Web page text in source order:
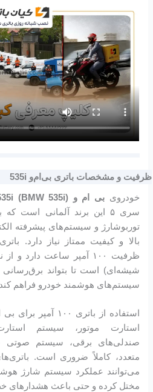
ظرفیت و مشخصات باتری بی‌ام‌و 535i
خودرویبی‌ ام‌ و 535i (BMW 535i)
سری ۵ این برند آلمانی است
توربوشارژ و سیستم‌های پیشرفته
بالا و کیفیت ممتاز نیاز دارد.
شیشه‌ای) است تا بتواند برق‌رسانی
سیستم‌های هوشمند خودرو فراهم
استارت موتور، سیستم
صندلی‌های برقی، سیستم صوتی
متعدد، کاملاً ضروری است.
مختل کرده و حتی باعث هشدارهای